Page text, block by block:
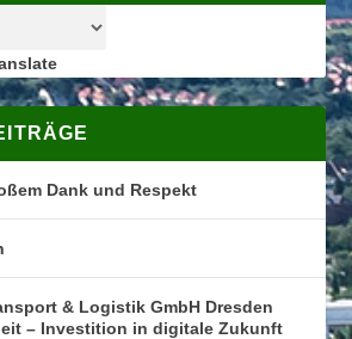
Dank und Respekt
& Logistik GmbH Dresden
– Investition in digitale Zukunft